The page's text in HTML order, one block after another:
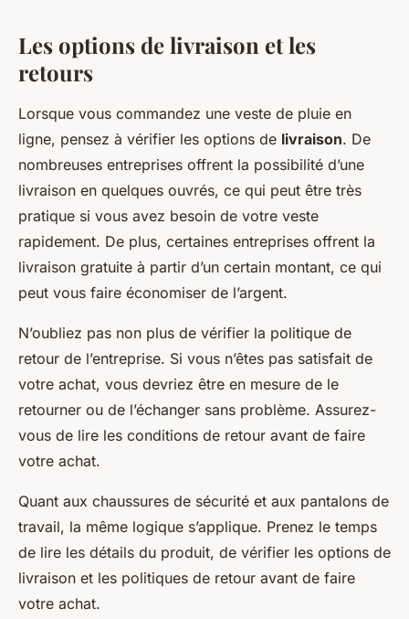
Les options de livraison et les
retours
Lorsque vous commandez une veste de pluie en
ligne, pensez à vérifier les options de livraison. De
nombreuses entreprises offrent la possibilité d’une
livraison en quelques ouvrés, ce qui peut être très
pratique si vous avez besoin de votre veste
rapidement. De plus, certaines entreprises offrent la
livraison gratuite à partir d’un certain montant, ce qui
peut vous faire économiser de l’argent.
N’oubliez pas non plus de vérifier la politique de
retour de l’entreprise. Si vous n’êtes pas satisfait de
votre achat, vous devriez être en mesure de le
retourner ou de l’échanger sans problème. Assurez-
vous de lire les conditions de retour avant de faire
votre achat.
Quant aux chaussures de sécurité et aux pantalons de
travail, la même logique s’applique. Prenez le temps
de lire les détails du produit, de vérifier les options de
livraison et les politiques de retour avant de faire
votre achat.